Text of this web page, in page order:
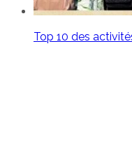
Top 10 des